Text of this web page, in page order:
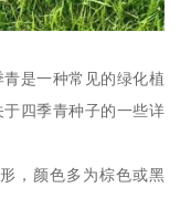
是一种常见的绿化植
四季青种子的一些详
，颜色多为棕色或黑